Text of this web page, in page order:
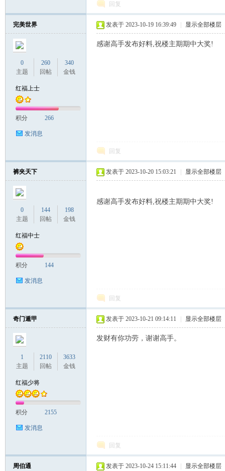
盟
回复
完美世界
0
主题
260
回帖
340
金钱
红福上士
积分 266
发消息
发表于 2023-10-19 16:39:49 显示全部楼层
感谢高手发布好料,祝楼主期期中大奖!
回复
裤夹天下
0
主题
144
回帖
198
金钱
红福中士
积分 144
发消息
发表于 2023-10-20 15:03:21 显示全部楼层
感谢高手发布好料,祝楼主期期中大奖!
回复
奇门遁甲
1
主题
2110
回帖
3633
金钱
红福少将
积分 2155
发消息
发表于 2023-10-21 09:14:11 显示全部楼层
发财有你功劳，谢谢高手。
回复
周伯通 发表于 2023-10-24 15:11:44 显示全部楼层